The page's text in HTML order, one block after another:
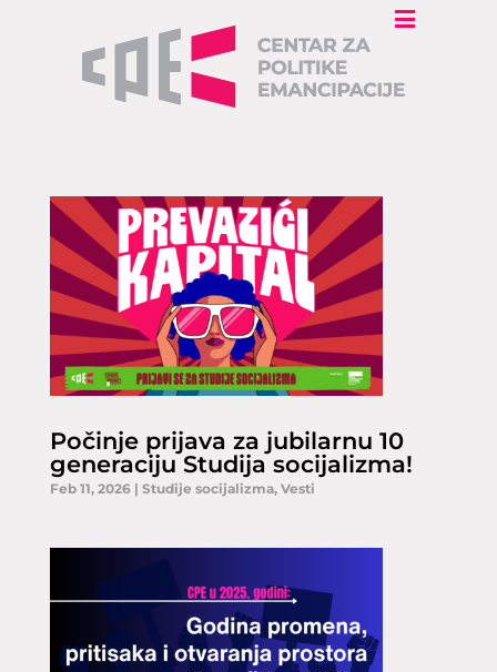
Počinje prijava za jubilarnu 10
generaciju Studija socijalizma!
Feb 11, 2026| Studije socijalizma, Vesti